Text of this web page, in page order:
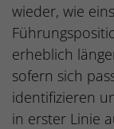
wieder, wie
erheblich
sofern sich
identifizieren
in erster Linie